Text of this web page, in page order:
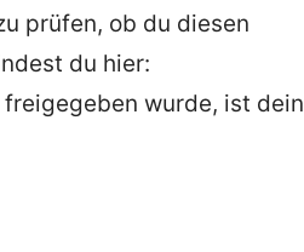
prüfen, ob du diesen
du hier:
wurde, ist dein